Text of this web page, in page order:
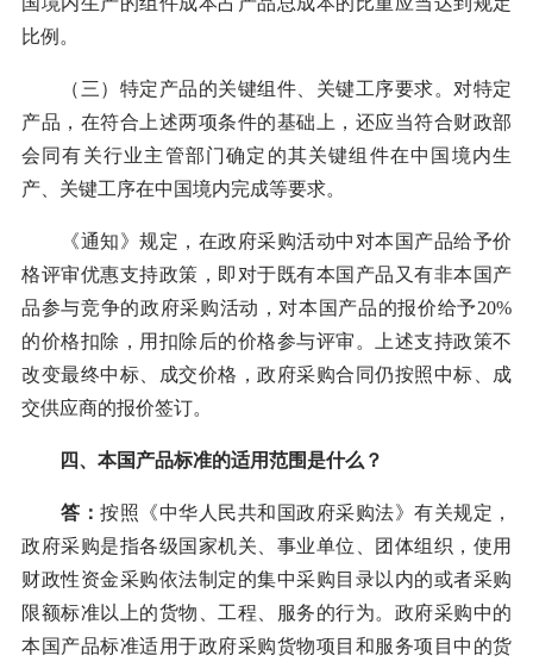
比例。
（三）特定产品的关键组件、关键工序要求。对特定
产品，在符合上述两项条件的基础上，还应当符合财政部
会同有关行业主管部门确定的其关键组件在中国境内生
产、关键工序在中国境内完成等要求。
《通知》规定，在政府采购活动中对本国产品给予价
格评审优惠支持政策，即对于既有本国产品又有非本国产
品参与竞争的政府采购活动，对本国产品的报价给予20%
的价格扣除，用扣除后的价格参与评审。上述支持政策不
改变最终中标、成交价格，政府采购合同仍按照中标、成
交供应商的报价签订。
四、本国产品标准的适用范围是什么？
答： 按照《中华人民共和国政府采购法》有关规定，
政府采购是指各级国家机关、事业单位、团体组织，使用
财政性资金采购依法制定的集中采购目录以内的或者采购
限额标准以上的货物、工程、服务的行为。政府采购中的
本国产品标准适用于政府采购货物项目和服务项目中的货